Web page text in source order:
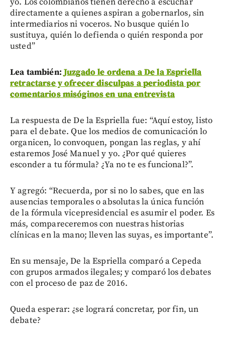
directamente a quienes aspiran a gobernarlos, sin
intermediarios ni voceros. No busque quién lo
sustituya, quién lo defienda o quién responda por
usted”
Lea también:Juzgado le ordena a De la Espriella
retractarse y ofrecer disculpas a periodista por
comentarios misóginos en una entrevista
La respuesta de De la Espriella fue: “Aquí estoy, listo
para el debate. Que los medios de comunicación lo
organicen, lo convoquen, pongan las reglas, y ahí
estaremos José Manuel y yo. ¿Por qué quieres
esconder a tu fórmula? ¿Ya no te es funcional?”.
Y agregó: “Recuerda, por si no lo sabes, que en las
ausencias temporales o absolutas la única función
de la fórmula vicepresidencial es asumir el poder. Es
más, compareceremos con nuestras historias
clínicas en la mano; lleven las suyas, es importante”.
En su mensaje, De la Espriella comparó a Cepeda
con grupos armados ilegales; y comparó los debates
con el proceso de paz de 2016.
Queda esperar: ¿se logrará concretar, por fin, un
debate?